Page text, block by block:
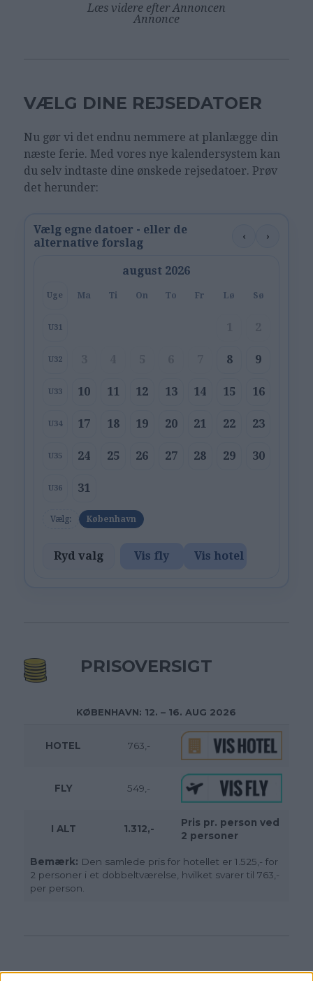
Læs videre efter Annoncen
Annonce
VÆLG DINE REJSEDATOER
Nu gør vi det endnu nemmere at planlægge din
næste ferie. Med vores nye kalendersystem kan
du selv indtaste dine ønskede rejsedatoer. Prøv
det herunder:
Vælg egne datoer - eller de
alternative forslag
‹ ›
august 2026
Uge Ma Ti On To Fr Lø Sø
U31
U32 8 9
U33 10 11 12 13 14 15 16
U34 17 18 19 20 21 22 23
U35 24 25 26 27 28 29 30
U36 31
Vælg: København
Ryd valg Vis fly Vis hotel
PRISOVERSIGT
KØBENHAVN: 12. – 16. AUG 2026
HOTEL 763,-
FLY 549,-
I ALT 1.312,-
Pris pr. person ved
2 personer
Bemærk: Den samlede pris for hotellet er 1.525,- for
2 personer i et dobbeltværelse, hvilket svarer til 763,-
per person.